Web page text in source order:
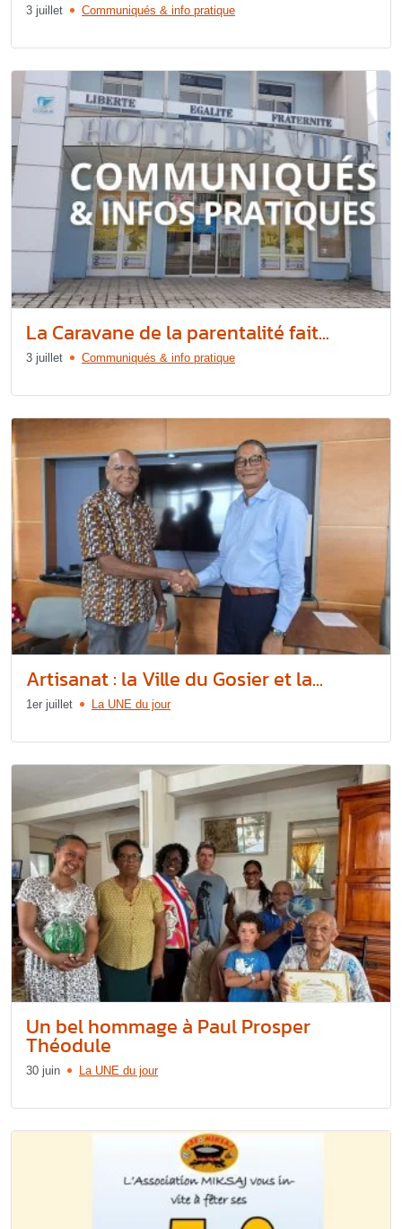
3 juillet Communiqués & info pratique
La Caravane de la parentalité fait...
3 juillet Communiqués & info pratique
Artisanat : la Ville du Gosier et la...
1er juillet La UNE du jour
Un bel hommage à Paul Prosper
Théodule
30 juin La UNE du jour